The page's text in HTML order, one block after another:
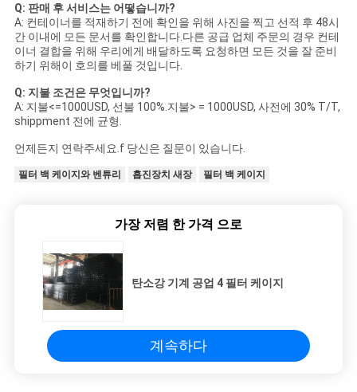
Q: 판매 후 서비스는 어떻습니까?
A: 컨테이너를 적재하기 전에 확인을 위해 사진을 찍고 선적 후 48시
간 이내에 모든 문서를 확인합니다.다른 공급 업체 주문의 경우 컨테
이너 결합을 위해 우리에게 배달하도록 요청하면 모든 것을 잘 준비
하기 위해이 호의를 베풀 것입니다.
Q: 지불 조건은 무엇입니까?
A: 지불<=1000USD, 선불 100%.지불> = 1000USD, 사전에 30% T/T,
shippment 전에 균형.
언제든지 연락주세요. f 당신은 질문이 있습니다.
필터 백 케이지와 벤튜리 흡진장치 새장 필터 백 케이지
가장 저렴 한 가격 으로
탄소강 기계 공업 4 필터 케이지
계속하다